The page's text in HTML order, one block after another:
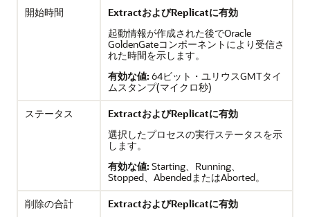
開始時間
ExtractおよびReplicatに有効
起動情報が作成された後でOracle
GoldenGateコンポーネントにより受信さ
れた時間を示します。
有効な値: 64ビット・ユリウスGMTタイ
ムスタンプ(マイクロ秒)
ステータス
ExtractおよびReplicatに有効
選択したプロセスの実行ステータスを示
します。
有効な値: Starting、Running、
Stopped、AbendedまたはAborted。
削除の合計
ExtractおよびReplicatに有効